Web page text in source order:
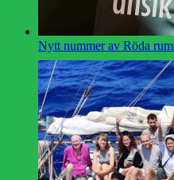
Nytt nummer av Röda